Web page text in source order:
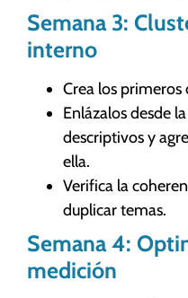
Semana 3:
interno
Crea los
Enlázalos desde
descriptivos y
ella.
Verifica la
duplicar temas.
Semana 4:
medición